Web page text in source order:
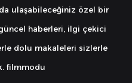
ulaşabileceğiniz özel bir
haberleri, ilgi çekici
dolu makaleleri sizlerle
filmmodu